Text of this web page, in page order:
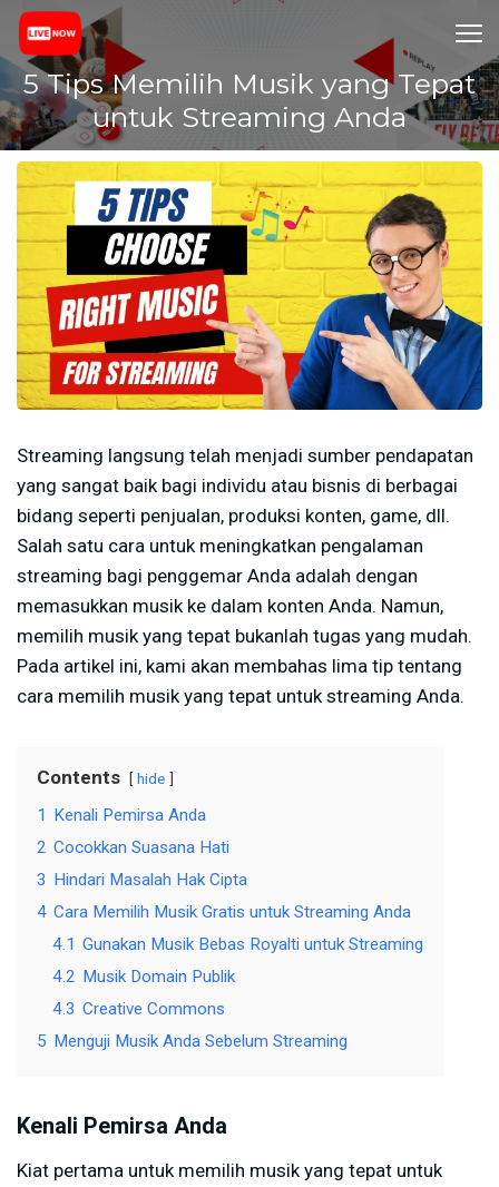
5 Tips Memilih Musik yang Tepat
untuk Streaming Anda
Streaming langsung telah menjadi sumber pendapatan
yang sangat baik bagi individu atau bisnis di berbagai
bidang seperti penjualan, produksi konten, game, dll.
Salah satu cara untuk meningkatkan pengalaman
streaming bagi penggemar Anda adalah dengan
memasukkan musik ke dalam konten Anda. Namun,
memilih musik yang tepat bukanlah tugas yang mudah.
Pada artikel ini, kami akan membahas lima tip tentang
cara memilih musik yang tepat untuk streaming Anda.
Contents hide
1 Kenali Pemirsa Anda
2 Cocokkan Suasana Hati
3 Hindari Masalah Hak Cipta
4 Cara Memilih Musik Gratis untuk Streaming Anda
4.1 Gunakan Musik Bebas Royalti untuk Streaming
4.2 Musik Domain Publik
4.3 Creative Commons
5 Menguji Musik Anda Sebelum Streaming
Kenali Pemirsa Anda
Kiat pertama untuk memilih musik yang tepat untuk